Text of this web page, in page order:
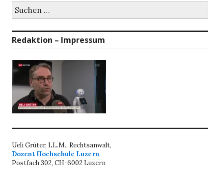
nach:
Redaktion – Impressum
Ueli Grüter, LL.M., Rechtsanwalt,
Dozent Hochschule Luzern,
Postfach 302, CH-6002 Luzern